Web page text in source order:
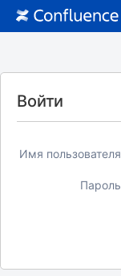
Войти
Имя пользователя
Пароль